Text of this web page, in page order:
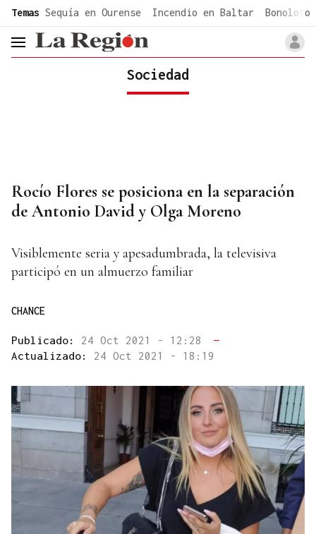
common.go-to-content
Temas Sequía en Ourense Incendio en Baltar Bonoloto
header.menu.open
Sociedad
Rocío Flores se posiciona en la separación
de Antonio David y Olga Moreno
Visiblemente seria y apesadumbrada, la televisiva
participó en un almuerzo familiar
CHANCE
Publicado: 24 Oct 2021 - 12:28
—
Actualizado: 24 Oct 2021 - 18:19